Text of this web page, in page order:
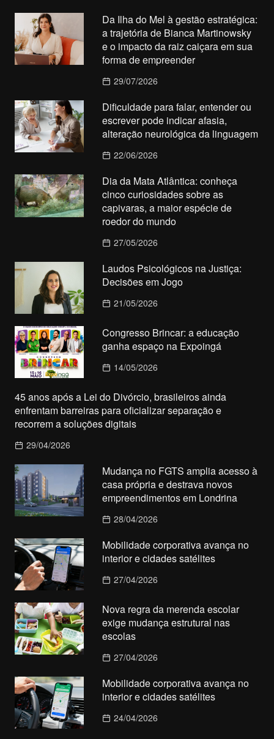
Da Ilha do Mel à gestão estratégica:
a trajetória de Bianca Martinowsky
e o impacto da raiz caiçara em sua
forma de empreender
29/07/2026
Dificuldade para falar, entender ou
escrever pode indicar afasia,
alteração neurológica da linguagem
22/06/2026
Dia da Mata Atlântica: conheça
cinco curiosidades sobre as
capivaras, a maior espécie de
roedor do mundo
27/05/2026
Laudos Psicológicos na Justiça:
Decisões em Jogo
21/05/2026
Congresso Brincar: a educação
ganha espaço na Expoingá
14/05/2026
45 anos após a Lei do Divórcio, brasileiros ainda
enfrentam barreiras para oficializar separação e
recorrem a soluções digitais
29/04/2026
Mudança no FGTS amplia acesso à
casa própria e destrava novos
empreendimentos em Londrina
28/04/2026
Mobilidade corporativa avança no
interior e cidades satélites
27/04/2026
Nova regra da merenda escolar
exige mudança estrutural nas
escolas
27/04/2026
Mobilidade corporativa avança no
interior e cidades satélites
24/04/2026